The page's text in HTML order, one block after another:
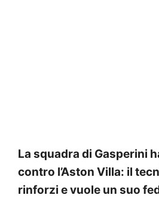
La squadra di Gasperini
contro l’Aston Villa: il
rinforzi e vuole un suo